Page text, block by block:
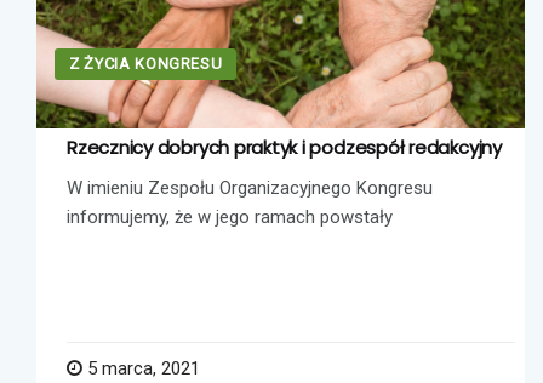
Z ŻYCIA KONGRESU
Rzecznicy dobrych praktyk i podzespół redakcyjny
W imieniu Zespołu Organizacyjnego Kongresu
informujemy, że w jego ramach powstały
5 marca, 2021